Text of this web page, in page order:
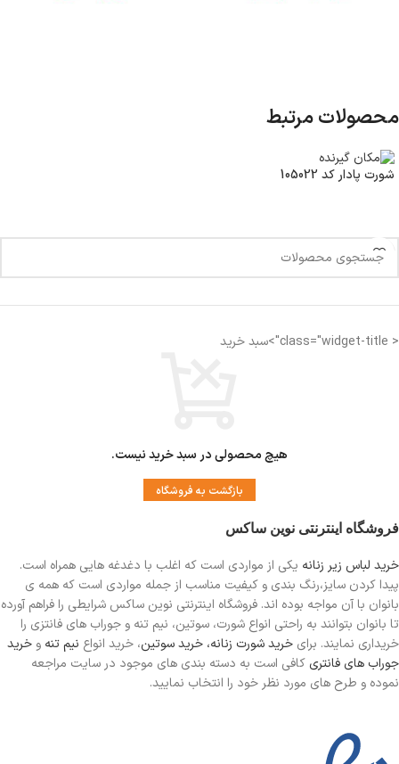
محصولات مرتبط
شورت پادار کد 105022
< class="widget-title">سبد خرید
هیچ محصولی در سبد خرید نیست.
بازگشت به فروشگاه
فروشگاه اینترنتی نوین ساکس
خرید لباس زیر زنانه یکی از مواردی است که اغلب با دغدغه هایی همراه است.
پیدا کردن سایز،رنگ بندی و کیفیت مناسب از جمله مواردی است که همه ی
بانوان با آن مواجه بوده اند. فروشگاه اینترنتی نوین ساکس شرایطی را فراهم آورده
تا بانوان بتوانند به راحتی انواع شورت، سوتین، نیم تنه و جوراب های فانتزی را
خریداری نمایند. برای خرید شورت زنانه، خرید سوتین، خرید انواع نیم تنه و خرید
جوراب های فانتری کافی است به دسته بندی های موجود در سایت مراجعه
نموده و طرح های مورد نظر خود را انتخاب نمایید.